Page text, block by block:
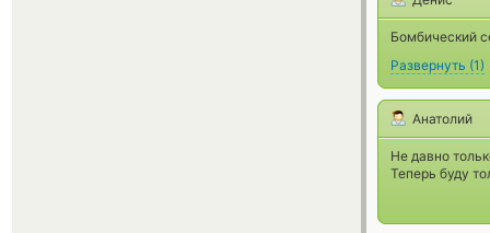
Бомбический
Развернуть (1)
Анатолий
Не давно
Теперь буду